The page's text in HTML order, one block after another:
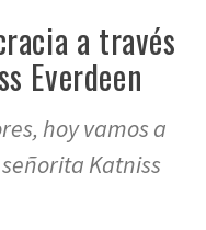
a través
Everdeen
hoy vamos a
Katniss